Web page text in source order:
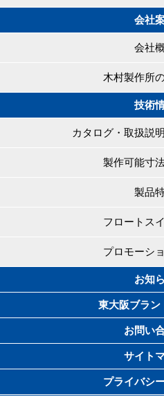
会社
会社
木村製作所
技術
カタログ・取扱説
製作可能寸
製品
フロートス
プロモーシ
お知
東大阪ブラン
お問い
サイト
プライバシ